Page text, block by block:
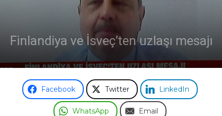
Finlandiya ve İsveç’ten uzlaşı mesajı
Facebook Twitter LinkedIn
WhatsApp Email